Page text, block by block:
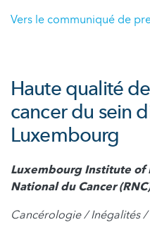
Vers le communiqué de
Haute qualité
cancer du sein
Luxembourg
Luxembourg Institute of
National du Cancer (RNC)
Cancérologie / Inégalités /